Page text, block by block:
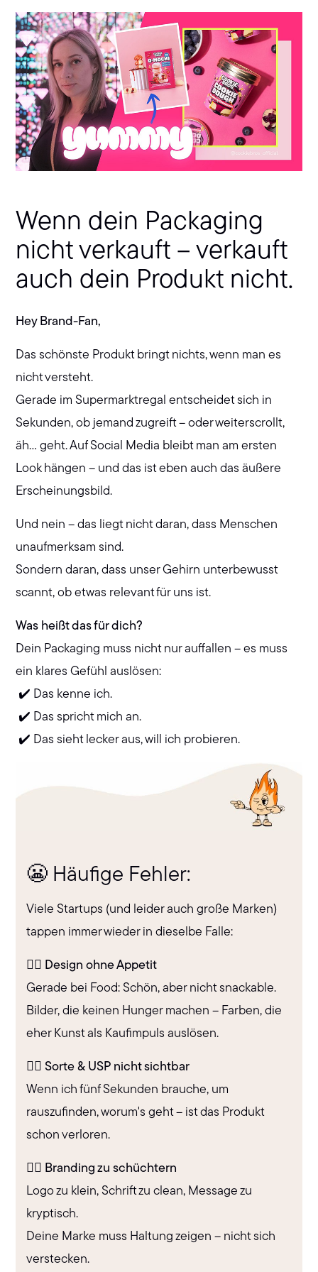
Wenn dein Packaging
nicht verkauft – verkauft
auch dein Produkt nicht.
Hey Brand-Fan,
Das schönste Produkt bringt nichts, wenn man es
nicht versteht.
Gerade im Supermarktregal entscheidet sich in
Sekunden, ob jemand zugreift – oder weiterscrollt,
äh… geht. Auf Social Media bleibt man am ersten
Look hängen – und das ist eben auch das äußere
Erscheinungsbild.
Und nein – das liegt nicht daran, dass Menschen
unaufmerksam sind.
Sondern daran, dass unser Gehirn unterbewusst
scannt, ob etwas relevant für uns ist.
Was heißt das für dich?
Dein Packaging muss nicht nur auffallen – es muss
ein klares Gefühl auslösen:
✔️ Das kenne ich.
✔️ Das spricht mich an.
✔️ Das sieht lecker aus, will ich probieren.
😬 Häufige Fehler:
Viele Startups (und leider auch große Marken)
tappen immer wieder in dieselbe Falle:
🙅‍♀️ Design ohne Appetit
Gerade bei Food: Schön, aber nicht snackable.
Bilder, die keinen Hunger machen – Farben, die
eher Kunst als Kaufimpuls auslösen.
🙅‍♀️ Sorte & USP nicht sichtbar
Wenn ich fünf Sekunden brauche, um
rauszufinden, worum's geht – ist das Produkt
schon verloren.
🙅‍♀️ Branding zu schüchtern
Logo zu klein, Schrift zu clean, Message zu
kryptisch.
Deine Marke muss Haltung zeigen – nicht sich
verstecken.